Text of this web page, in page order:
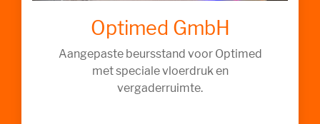
Optimed GmbH
Aangepaste beursstand voor Optimed
met speciale vloerdruk en
vergaderruimte.